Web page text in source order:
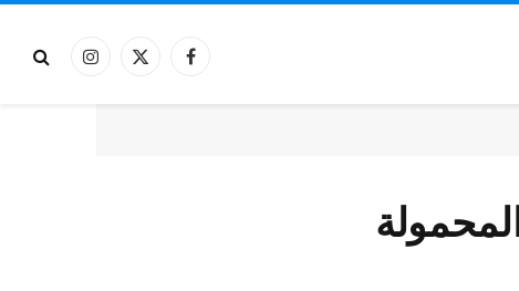
فيسبوكX
الانستغرام